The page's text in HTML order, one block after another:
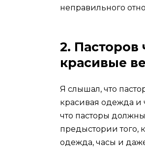
неправильного
2. Пасторов
красивые
Я слышал, что
красивая одежда
что пасторы
предыстории того,
одежда, часы и